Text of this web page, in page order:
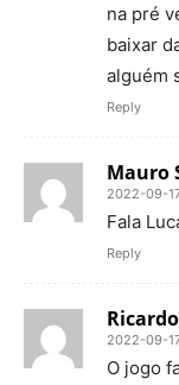
na pré
baixar
alguém
Reply
Mauro
2022-09-
Fala
Reply
2022-09-
O jogo